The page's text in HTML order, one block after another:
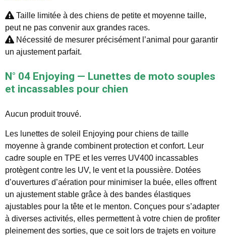
Taille limitée à des chiens de petite et moyenne taille,
peut ne pas convenir aux grandes races.
Nécessité de mesurer précisément l’animal pour garantir
un ajustement parfait.
N° 04 Enjoying — Lunettes de moto souples
et incassables pour chien
Aucun produit trouvé.
Les lunettes de soleil Enjoying pour chiens de taille
moyenne à grande combinent protection et confort. Leur
cadre souple en TPE et les verres UV400 incassables
protègent contre les UV, le vent et la poussière. Dotées
d’ouvertures d’aération pour minimiser la buée, elles offrent
un ajustement stable grâce à des bandes élastiques
ajustables pour la tête et le menton. Conçues pour s’adapter
à diverses activités, elles permettent à votre chien de profiter
pleinement des sorties, que ce soit lors de trajets en voiture